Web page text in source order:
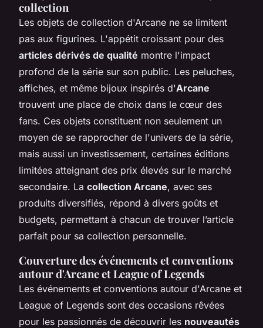
collection
Les objets de collection d'Arcane ne se limitent
pas aux figurines. L'appétit croissant pour des
articles dérivés de qualité montre l'impact
profond de la série sur son public. Les peluches,
affiches, et même bijoux inspirés d'Arcane
trouvent une place de choix dans le cœur des
fans. Ces objets constituent non seulement un
moyen de se rapprocher de l'univers de la série,
mais aussi un investissement, certaines éditions
limitées atteignant des prix élevés sur le marché
secondaire. La collection Arcane, avec ses
produits diversifiés, répond à divers goûts et
budgets, permettant à chacun de trouver l’article
parfait pour sa collection personnelle.
Couverture des événements et conventions
autour d'Arcane et League of Legends
Les événements et conventions autour d'Arcane et
League of Legends sont des occasions rêvées
pour les passionnés de découvrir les nouveautés